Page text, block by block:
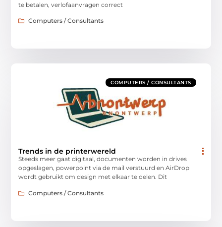
te betalen, verlofaanvragen correct
Computers / Consultants
COMPUTERS / CONSULTANTS
Trends in de printerwereld
Steeds meer gaat digitaal, documenten worden in drives
opgeslagen, powerpoint via de mail verstuurd en AirDrop
wordt gebruikt om design met elkaar te delen. Dit
Computers / Consultants